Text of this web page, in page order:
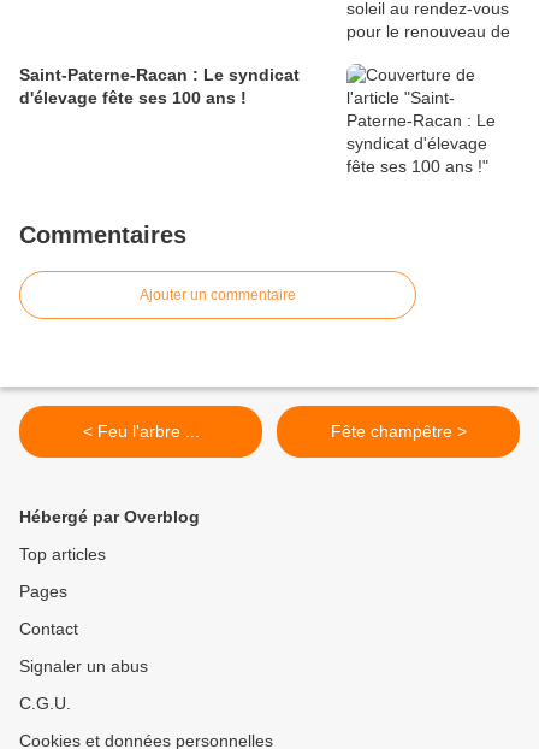
Saint-Paterne-Racan : Le syndicat
d'élevage fête ses 100 ans !
Commentaires
Ajouter un commentaire
< Feu l'arbre ... Fête champêtre >
Hébergé par Overblog
Top articles
Pages
Contact
Signaler un abus
C.G.U.
Cookies et données personnelles